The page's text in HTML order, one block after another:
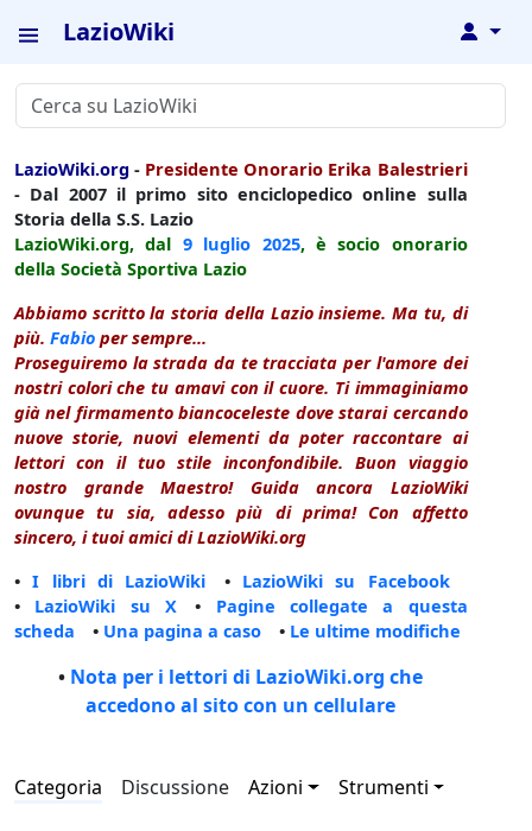
LazioWiki ↓
LazioWiki.org - Presidente Onorario Erika Balestrieri
- Dal 2007 il primo sito enciclopedico online sulla
Storia della S.S. Lazio
LazioWiki.org, dal 9 luglio 2025, è socio onorario
della Società Sportiva Lazio
Abbiamo scritto la storia della Lazio insieme. Ma tu, di
più. Fabio per sempre...
Proseguiremo la strada da te tracciata per l'amore dei
nostri colori che tu amavi con il cuore. Ti immaginiamo
già nel firmamento biancoceleste dove starai cercando
nuove storie, nuovi elementi da poter raccontare ai
lettori con il tuo stile inconfondibile. Buon viaggio
nostro grande Maestro! Guida ancora LazioWiki
ovunque tu sia, adesso più di prima! Con affetto
sincero, i tuoi amici di LazioWiki.org
•I libri di LazioWiki • LazioWiki su Facebook
• LazioWiki su X • Pagine collegate a questa
scheda • Una pagina a caso • Le ultime modifiche
• Nota per i lettori di LazioWiki.org che
accedono al sito con un cellulare
Categoria Discussione Azioni Strumenti